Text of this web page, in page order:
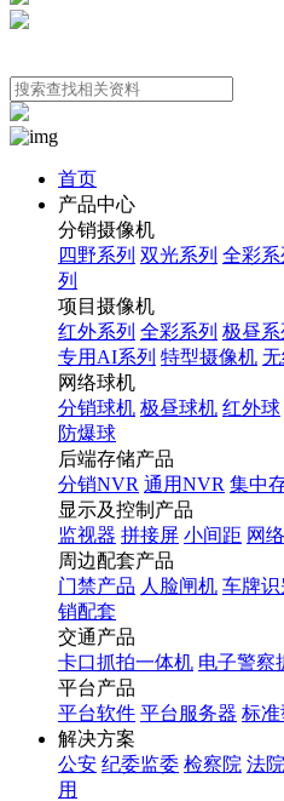
首页
产品中心
分销摄像机
四野系列 双光系列 全彩系
列
项目摄像机
红外系列 全彩系列 极昼系
专用AI系列 特型摄像机 无
网络球机
分销球机 极昼球机 红外球
防爆球
后端存储产品
分销NVR 通用NVR 集中
显示及控制产品
监视器 拼接屏 小间距 网
周边配套产品
门禁产品 人脸闸机 车牌
销配套
交通产品
卡口抓拍一体机 电子警察
平台产品
平台软件 平台服务器 标准
解决方案
公安 纪委监委 检察院 法院
用